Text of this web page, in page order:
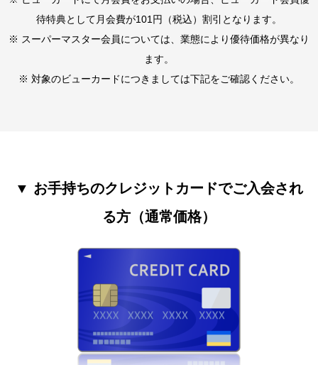
待特典として月会費が101円（税込）割引となります。
※ スーパーマスター会員については、業態により優待価格が異なり
ます。
※ 対象のビューカードにつきましては下記をご確認ください。
▼ お手持ちのクレジットカードでご入会され
る方（通常価格）